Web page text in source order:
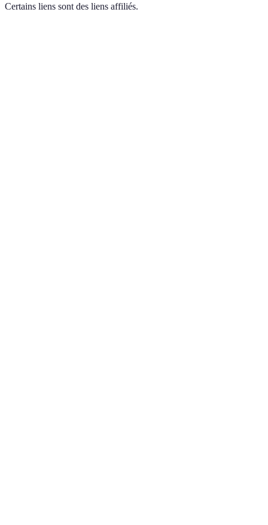
Certains liens sont des liens affiliés.